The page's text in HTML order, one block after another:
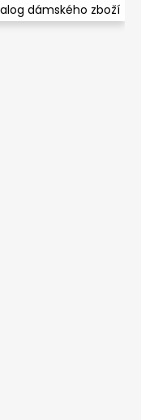
dámského zboží